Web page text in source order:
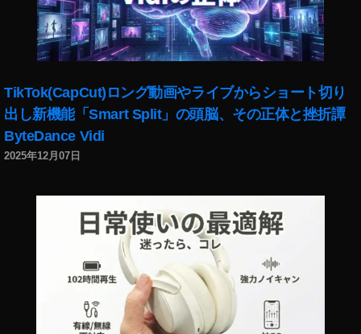
TikTok(CapCut)ロング動画やライブからショート切り
出し新機能「Smart Split」の頭脳、その正体と挫折譚
ByteDance Vidi
2025年12月07日